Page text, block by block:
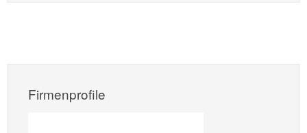
Firmenprofile